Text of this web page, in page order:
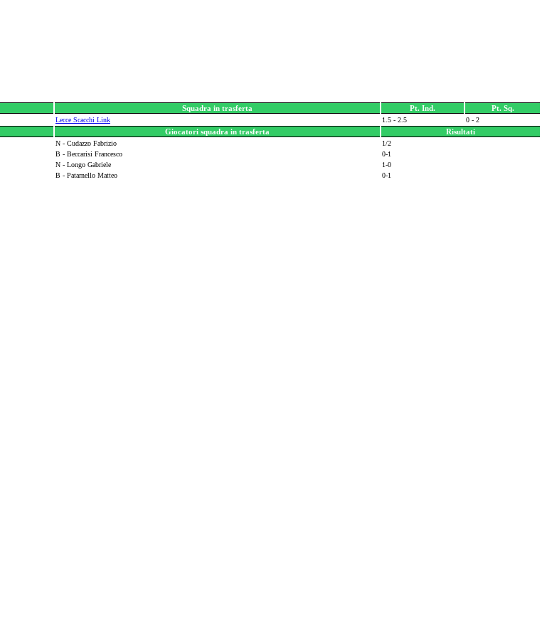
Squadra in trasferta Pt. Ind. Pt. Sq.
Lecce Scacchi Link 1.5 - 2.5 0 - 2
Giocatori squadra in trasferta Risultati
N - Cudazzo Fabrizio
1/2
B - Beccarisi Francesco
0-1
N - Longo Gabriele
1-0
B - Patarnello Matteo 0-1